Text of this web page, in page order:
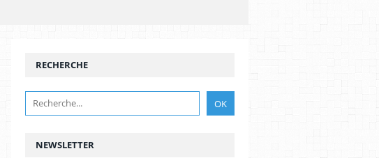
NEWSLETTER
RECHERCHE